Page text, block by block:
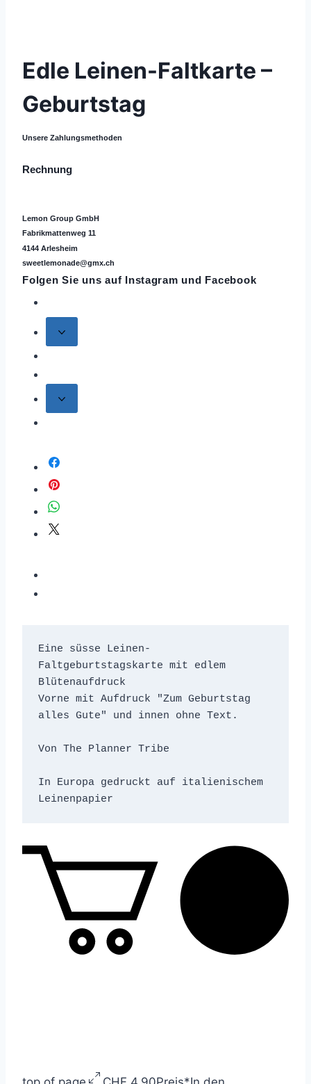
Edle Leinen-Faltkarte –
Geburtstag
Unsere Zahlungsmethoden
Rechnung
Lemon Group GmbH
Fabrikmattenweg 11
4144 Arlesheim
sweetlemonade@gmx.ch
Folgen Sie uns auf Instagram und Facebook
Eine süsse Leinen-
Faltgeburtstagskarte mit edlem
Blütenaufdruck
Vorne mit Aufdruck "Zum Geburtstag
alles Gute" und innen ohne Text.
Von The Planner Tribe
In Europa gedruckt auf italienischem
Leinenpapier